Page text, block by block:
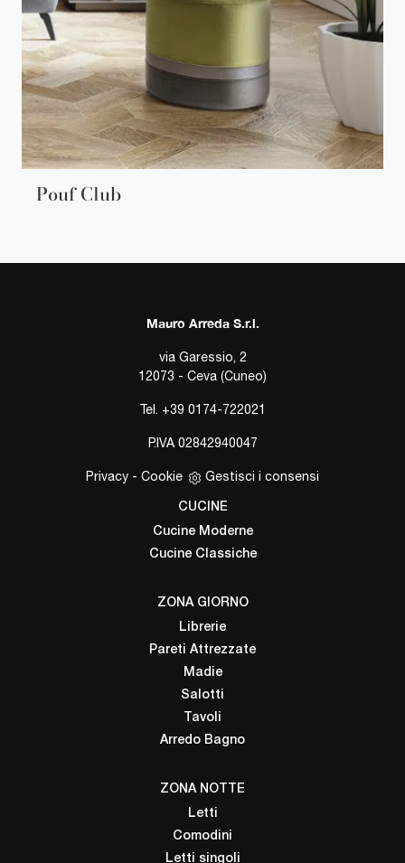
Pouf Club
Mauro Arreda S.r.l.
via Garessio, 2
12073 - Ceva (Cuneo)
Tel. +39 0174-722021
P.IVA 02842940047
Privacy - Cookie Gestisci i consensi
CUCINE
Cucine Moderne
Cucine Classiche
ZONA GIORNO
Librerie
Pareti Attrezzate
Madie
Salotti
Tavoli
Arredo Bagno
ZONA NOTTE
Letti
Comodini
Letti singoli